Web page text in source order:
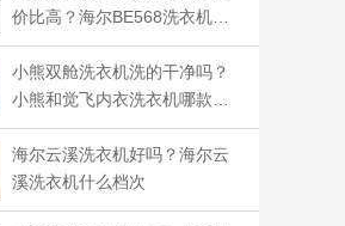
价比高？海尔BE568洗衣机如
何
小熊双舱洗衣机洗的干净吗？
小熊和觉飞内衣洗衣机哪款好
用
海尔云溪洗衣机好吗？海尔云
溪洗衣机什么档次